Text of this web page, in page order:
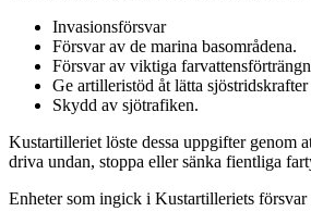
Invasionsförsvar
Försvar av de marina basområdena.
Försvar av viktiga
Ge artilleristöd åt lätta sjöstridskrafter
Skydd av sjötrafiken.
Kustartilleriet löste dessa uppgifter genom
driva undan, stoppa eller sänka fientliga
Enheter som ingick i Kustartilleriets